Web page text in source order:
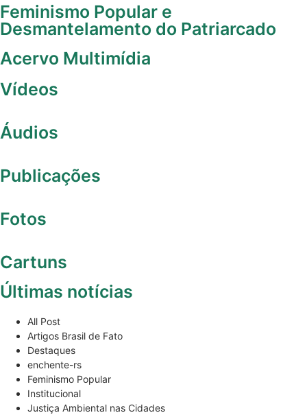
Feminismo Popular e
Desmantelamento do Patriarcado
Acervo Multimídia
Vídeos
Áudios
Publicações
Fotos
Cartuns
Últimas notícias
All Post
Artigos Brasil de Fato
Destaques
enchente-rs
Feminismo Popular
Institucional
Justiça Ambiental nas Cidades